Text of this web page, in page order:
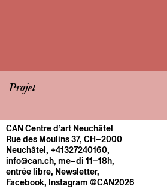
Projet
CENTRE
Infos pratiques
Fonctionnement
À propos
CAN Centre d’art Neuchâtel
Rue des Moulins 37, CH–2000
Neuchâtel, +41327240160,
info@can.ch, me–di 11–18h,
entrée libre, Newsletter,
Facebook, Instagram ©CAN2026